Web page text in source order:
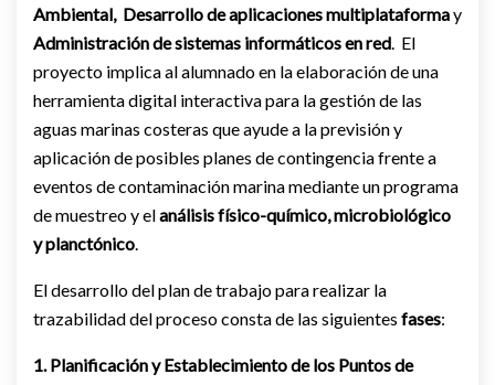
Ambiental, Desarrollo de aplicaciones multiplataformay
Administración de sistemas informáticos en red. El
proyecto implica al alumnado en la elaboración de una
herramienta digital interactiva para la gestión de las
aguas marinas costeras que ayude a la previsión y
aplicación de posibles planes de contingencia frente a
eventos de contaminación marina mediante un programa
de muestreo y elanálisis físico-químico, microbiológico
y planctónico.
El desarrollo del plan de trabajo para realizar la
trazabilidad del proceso consta de las siguientes fases:
1. Planificación y Establecimiento de los Puntos de